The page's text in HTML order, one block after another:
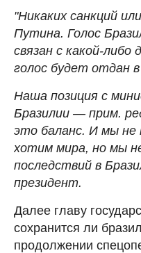
"Никаких санкций
Путина. Голос
связан с какой-
голос будет отдан
Наша позиция с
Бразилии — прим.
это баланс. И мы
хотим мира, но мы
последствий в
президент.
Далее главу
сохранится ли
продолжении